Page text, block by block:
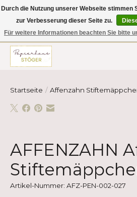
Hier finden Sie hochwertige Produkte im
Schreiben und vieles mehr! Erhalten Sie Ihre
Hause oder ins Büro geliefert!
Startseite / Affenzahn
AFFENZAHN
Artikel-Nummer: AFZ-PEN-002-027
Durch die Nutzung unserer Webseite stimmen
zur Verbesserung dieser Seite zu.
Für weitere Informationen beachten Sie bitte